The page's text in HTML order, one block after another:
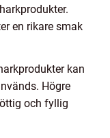
en rikare smak
kan
Högre
och fyllig